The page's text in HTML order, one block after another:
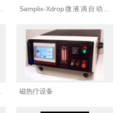
Samplix-Xdrop微液滴自动包
磁热疗设备